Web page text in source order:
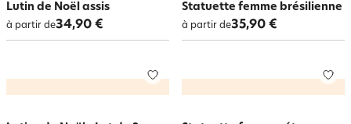
Lutin de Noël assis
à partir de34,90 €
Statuette femme brésilienne
à partir de35,90 €